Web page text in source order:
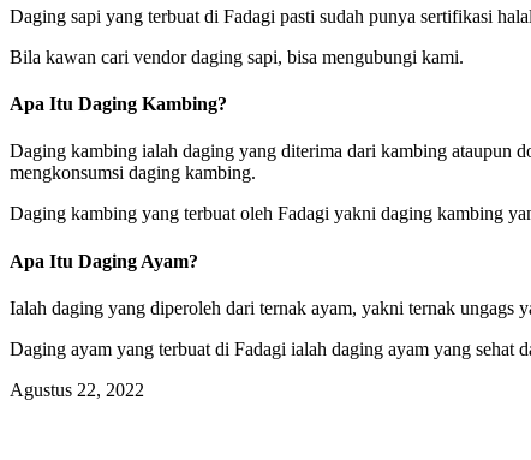
Daging sapi yang terbuat di Fadagi pasti sudah punya sertifikasi
Bila kawan cari vendor daging sapi, bisa mengubungi kami.
Apa Itu Daging Kambing?
Daging kambing ialah daging yang diterima dari kambing ataupun
mengkonsumsi daging kambing.
Daging kambing yang terbuat oleh Fadagi yakni daging kambing
Apa Itu Daging Ayam?
Ialah daging yang diperoleh dari ternak ayam, yakni ternak ungags
Daging ayam yang terbuat di Fadagi ialah daging ayam yang sehat
Agustus 22, 2022